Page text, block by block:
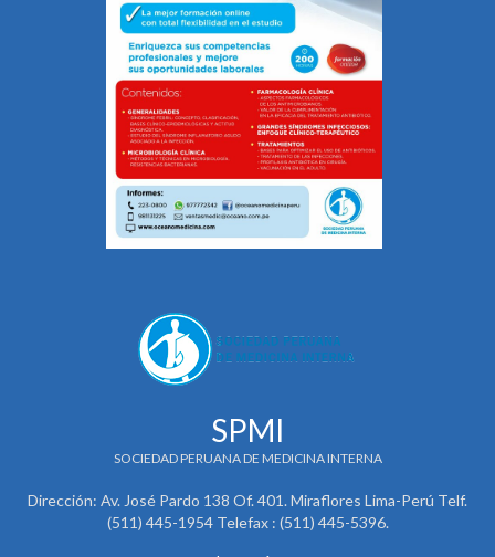
SPMI
SOCIEDAD PERUANA DE MEDICINA INTERNA
Dirección: Av. José Pardo 138 Of. 401. Miraflores Lima-Perú Telf.
(511) 445-1954 Telefax : (511) 445-5396.